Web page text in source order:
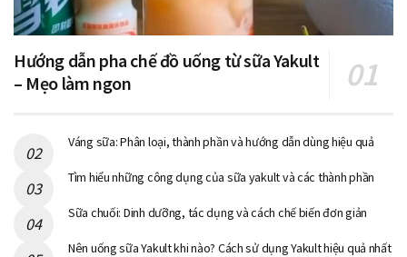
Hướng dẫn pha chế đồ uống từ sữa Yakult
– Mẹo làm ngon
Váng sữa: Phân loại, thành phần và hướng dẫn dùng hiệu quả
Tìm hiểu những công dụng của sữa yakult và các thành phần
Sữa chuối: Dinh dưỡng, tác dụng và cách chế biến đơn giản
Nên uống sữa Yakult khi nào? Cách sử dụng Yakult hiệu quả nhất